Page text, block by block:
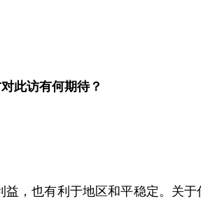
此访有何期待？
，也有利于地区和平稳定。关于